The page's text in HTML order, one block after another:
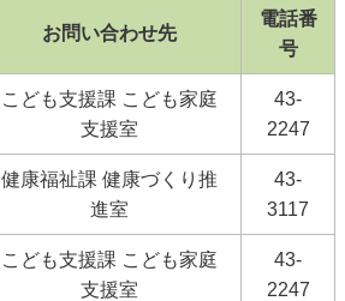
お問い合わせ先
電話番
号
こども支援課 こども家庭
支援室
43-
2247
健康福祉課 健康づくり推
進室
43-
3117
こども支援課 こども家庭
支援室
43-
2247